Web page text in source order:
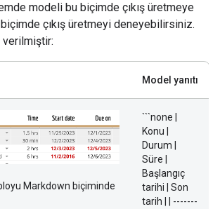
modeli bu biçimde çıkış üretmeye
çıkış üretmeyi deneyebilirsiniz.
verilmiştir:
Model yanıtı
Markdown biçiminde
```none |
Konu |
Durum |
Süre |
Başlangıç
tarihi | Son
tarih | | -------